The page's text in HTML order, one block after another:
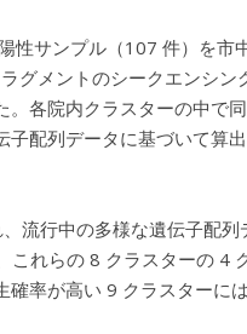
サンプル（107 件）を市
グメントのシークエンシ
各院内クラスターの中で
配列データに基づいて算
流行中の多様な遺伝子配
れらの 8 クラスターの 4
率が高い 9 クラスターに